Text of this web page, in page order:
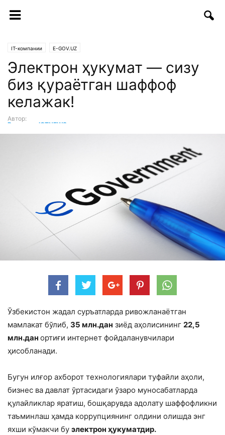
IT-компании E-GOV.UZ
Электрон ҳукумат — сизу
биз қураётган шаффоф
келажак!
Автор:
Редакция ICTNEWS
Ўзбекистон жадал суръатларда ривожланаётган
мамлакат бўлиб, 35 млн.дан зиёд аҳолисининг 22,5
млн.дан ортиғи интернет фойдаланувчилари
ҳисобланади.
Бугун илғор ахборот технологиялари туфайли аҳоли,
бизнес ва давлат ўртасидаги ўзаро муносабатларда
қулайликлар яратиш, бошқарувда адолату шаффофликни
таъминлаш ҳамда коррупциянинг олдини олишда энг
яхши кўмакчи бу электрон ҳукуматдир.